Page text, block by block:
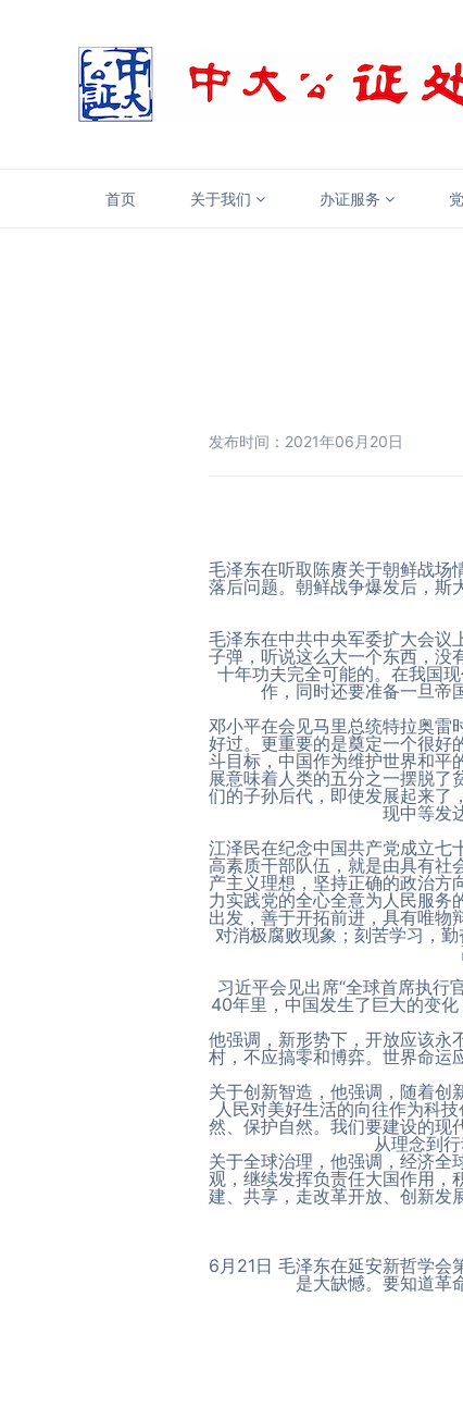
首页 关于我们 办证服务
发布时间：2021年06月20日
毛泽东在听取陈赓关于朝鲜战场
落后问题。朝鲜战争爆发后，斯
毛泽东在中共中央军委扩大会议
子弹，听说这么大一个东西，没
十年功夫完全可能的。在我国
作，同时还要准备一旦帝
邓小平在会见马里总统特拉奥雷
好过。更重要的是奠定一个很好
斗目标，中国作为维护世界和平
展意味着人类的五分之一摆脱
们的子孙后代，即使发展起来了
现中等发
江泽民在纪念中国共产党成立七
高素质干部队伍，就是由具有社
产主义理想，坚持正确的政治方
力实践党的全心全意为人民服务
出发，善于开拓前进，具有唯物
对消极腐败现象；刻苦学习，
习近平会见出席“全球首席执行
40年里，中国发生了巨大的变
他强调，新形势下，开放应该永
村，不应搞零和博弈。世界命运
关于创新智造，他强调，随着创
人民对美好生活的向往作为科
然、保护自然。我们要建设的现
从理念到
关于全球治理，他强调，经济全
观，继续发挥负责任大国作用，
建、共享，走改革开放、创新发
6月21日 毛泽东在延安新哲学会
是大缺憾。要知道革